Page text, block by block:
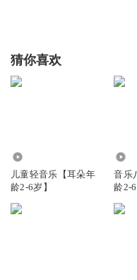
猜你喜欢
儿童轻音乐【耳朵年
龄2-6岁】
音乐
龄2-6